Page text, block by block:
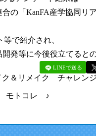
の「KanFA産学協同リ
で紹介され、
発等に今後役立てると
LINEで送る
ク＆リメイク チャレン
モトコレ ♪